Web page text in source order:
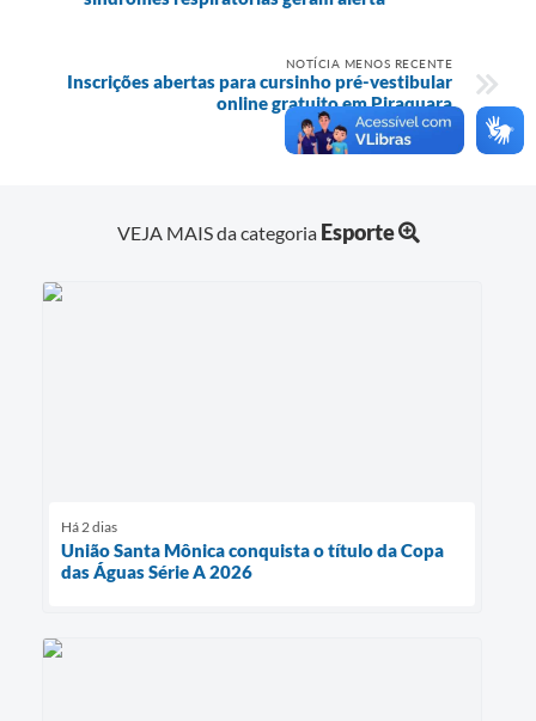
NOTÍCIA MENOS RECENTE
Inscrições abertas para cursinho pré-vestibular
online gratuito em Piraquara
VEJA MAIS da categoria Esporte
Há 2 dias
União Santa Mônica conquista o título da Copa
das Águas Série A 2026